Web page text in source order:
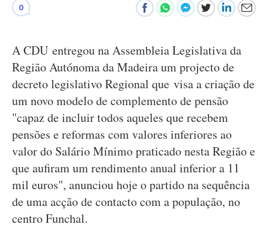
0
A CDU entregou na Assembleia Legislativa da
Região Autónoma da Madeira um projecto de
decreto legislativo Regional que visa a criação de
um novo modelo de complemento de pensão
"capaz de incluir todos aqueles que recebem
pensões e reformas com valores inferiores ao
valor do Salário Mínimo praticado nesta Região e
que aufiram um rendimento anual inferior a 11
mil euros", anunciou hoje o partido na sequência
de uma acção de contacto com a população, no
centro Funchal.